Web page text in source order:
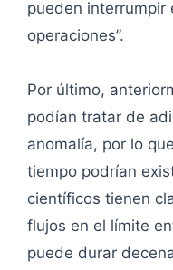
pueden interrumpir
operaciones”.
Por último,
podían tratar de
anomalía, por lo
tiempo podrían
científicos tienen
flujos en el límite
puede durar